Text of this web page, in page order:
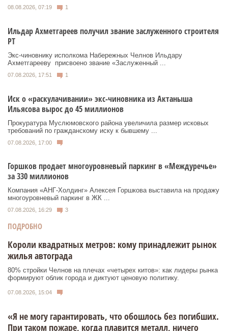
08.08.2026, 07:19 1
Ильдар Ахметгареев получил звание заслуженного строителя
РТ
Экс‑чиновнику исполкома Набережных Челнов Ильдару
Ахметгарееву присвоено звание «Заслуженный ...
07.08.2026, 17:51 1
Иск о «раскулачивании» экс-чиновника из Актаныша
Ильясова вырос до 45 миллионов
Прокуратура Муслюмовского района увеличила размер исковых
требований по гражданскому иску к бывшему ...
07.08.2026, 17:00
Горшков продает многоуровневый паркинг в «Междуречье»
за 330 миллионов
Компания «АНГ-Холдинг» Алексея Горшкова выставила на продажу
многоуровневый паркинг в ЖК ...
07.08.2026, 16:29 3
ПОДРОБНО
Короли квадратных метров: кому принадлежит рынок
жилья автограда
80% стройки Челнов на плечах «четырех китов»: как лидеры рынка
формируют облик города и диктуют ценовую политику.
07.08.2026, 15:04
«Я не могу гарантировать, что обошлось без погибших.
При таком пожаре, когда плавится металл, ничего